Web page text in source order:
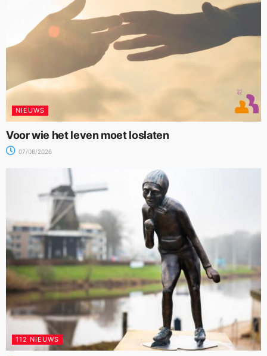
NIEUWS
Voor wie het leven moet loslaten
07/08/2026
112 NIEUWS